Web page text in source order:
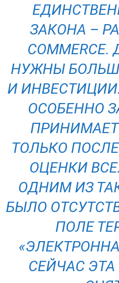
ЗАКОНА –
НУЖНЫ
И
ОСОБЕННО
ТОЛЬКО
ОЦЕНКИ
ОДНИМ ИЗ
БЫЛО
ПОЛЕ
СЕЙЧАС ЭТА